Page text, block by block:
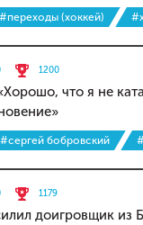
#переходы (хоккей)
1200
что я не
#сергей бобровский
1179
доигровщик из